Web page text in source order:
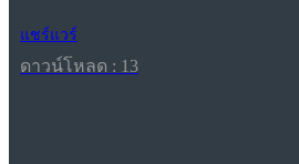
แชร์แวร์
ดาวน์โหลด : 13